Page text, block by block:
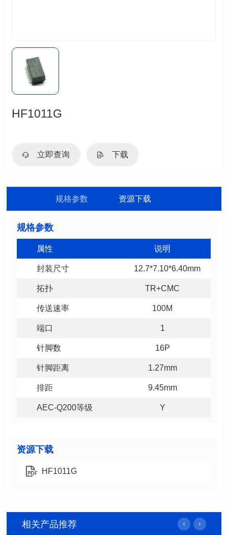
HF1011G
立即查询 下载
规格参数 资源下载
规格参数
属性 说明
封装尺寸 12.7*7.10*6.40mm
拓扑 TR+CMC
传送速率 100M
端口 1
针脚数 16P
针脚距离 1.27mm
排距 9.45mm
AEC-Q200等级 Y
资源下载
HF1011G
相关产品推荐